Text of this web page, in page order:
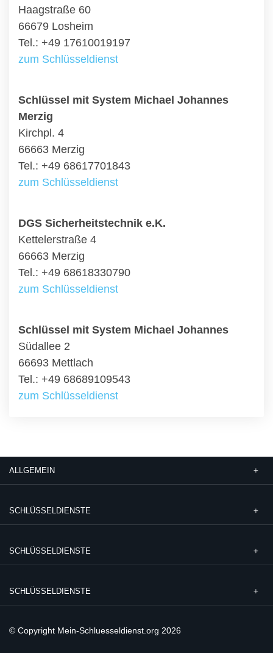
Haagstraße 60
66679 Losheim
Tel.: +49 17610019197
zum Schlüsseldienst
Schlüssel mit System Michael Johannes
Merzig
Kirchpl. 4
66663 Merzig
Tel.: +49 68617701843
zum Schlüsseldienst
DGS Sicherheitstechnik e.K.
Kettelerstraße 4
66663 Merzig
Tel.: +49 68618330790
zum Schlüsseldienst
Schlüssel mit System Michael Johannes
Südallee 2
66693 Mettlach
Tel.: +49 68689109543
zum Schlüsseldienst
ALLGEMEIN
SCHLÜSSELDIENSTE
SCHLÜSSELDIENSTE
SCHLÜSSELDIENSTE
© Copyright Mein-Schluesseldienst.org 2026